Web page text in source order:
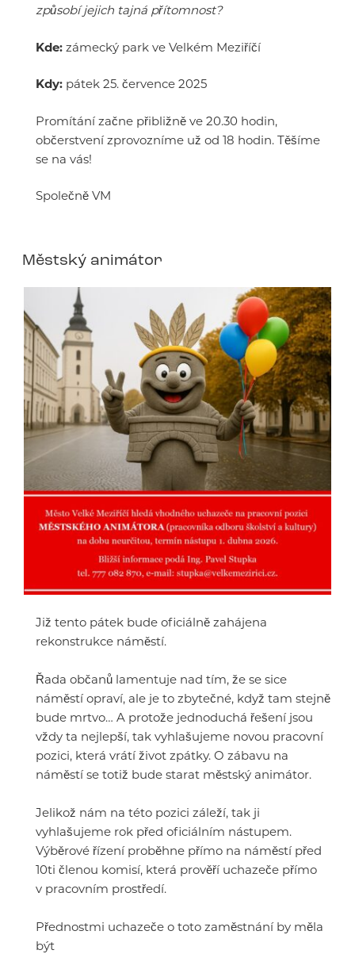
způsobí jejich tajná přítomnost?
Kde: zámecký park ve Velkém Meziříčí
Kdy: pátek 25. července 2025
Promítání začne přibližně ve 20.30 hodin,
občerstvení zprovozníme už od 18 hodin. Těšíme
se na vás!
Společně VM
Městský animátor
Již tento pátek bude oficiálně zahájena
rekonstrukce náměstí.
Řada občanů lamentuje nad tím, že se sice
náměstí opraví, ale je to zbytečné, když tam stejně
bude mrtvo… A protože jednoduchá řešení jsou
vždy ta nejlepší, tak vyhlašujeme novou pracovní
pozici, která vrátí život zpátky. O zábavu na
náměstí se totiž bude starat městský animátor.
Jelikož nám na této pozici záleží, tak ji
vyhlašujeme rok před oficiálním nástupem.
Výběrové řízení proběhne přímo na náměstí před
10ti členou komisí, která prověří uchazeče přímo
v pracovním prostředí.
Přednostmi uchazeče o toto zaměstnání by měla
být